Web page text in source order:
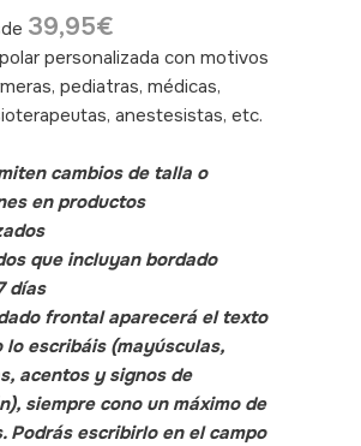
39,95€
personalizada con motivos
pediatras, médicas,
anestesistas, etc.
cambios de talla o
en productos
que incluyan bordado
días
frontal aparecerá el texto
lo escribáis (mayúsculas,
acentos y signos de
siempre cono un máximo de
Podrás escribirlo en el campo